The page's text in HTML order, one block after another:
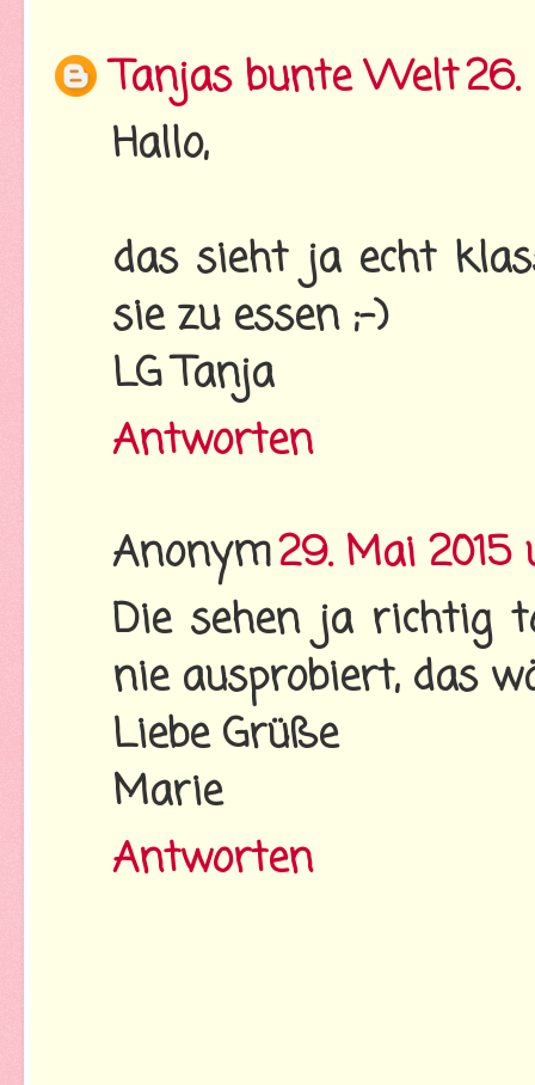
Tanjas bunte Welt26.
Hallo,
das sieht ja echt
sie zu essen ;-)
LG Tanja
Antworten
Anonym29. Mai 2015
Die sehen ja richtig
nie ausprobiert, das
Liebe Grüße
Marie
Antworten